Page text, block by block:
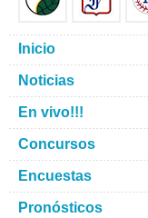
Inicio
Noticias
En vivo!!!
Concursos
Encuestas
Pronósticos